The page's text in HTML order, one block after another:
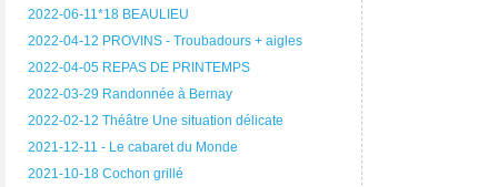
2022-06-11*18 BEAULIEU
2022-04-12 PROVINS - Troubadours + aigles
2022-04-05 REPAS DE PRINTEMPS
2022-03-29 Randonnée à Bernay
2022-02-12 Théâtre Une situation délicate
2021-12-11 - Le cabaret du Monde
2021-10-18 Cochon grillé